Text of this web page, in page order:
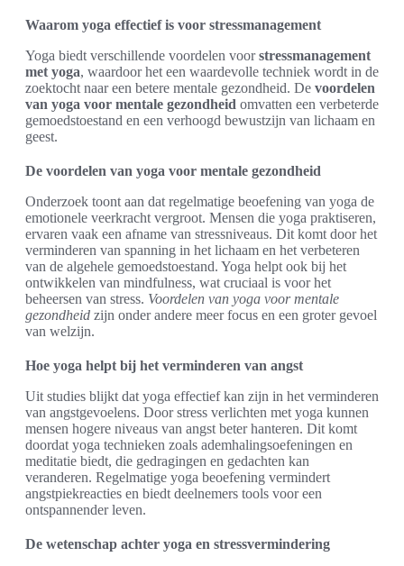
Waarom yoga effectief is voor stressmanagement
Yoga biedt verschillende voordelen voorstressmanagement
met yoga, waardoor het een waardevolle techniek wordt in de
zoektocht naar een betere mentale gezondheid. De voordelen
van yoga voor mentale gezondheid omvatten een verbeterde
gemoedstoestand en een verhoogd bewustzijn van lichaam en
geest.
De voordelen van yoga voor mentale gezondheid
Onderzoek toont aan dat regelmatige beoefening van yoga de
emotionele veerkracht vergroot. Mensen die yoga praktiseren,
ervaren vaak een afname van stressniveaus. Dit komt door het
verminderen van spanning in het lichaam en het verbeteren
van de algehele gemoedstoestand. Yoga helpt ook bij het
ontwikkelen van mindfulness, wat cruciaal is voor het
beheersen van stress. Voordelen van yoga voor mentale
gezondheid zijn onder andere meer focus en een groter gevoel
van welzijn.
Hoe yoga helpt bij het verminderen van angst
Uit studies blijkt dat yoga effectief kan zijn in het verminderen
van angstgevoelens. Door stress verlichten met yoga kunnen
mensen hogere niveaus van angst beter hanteren. Dit komt
doordat yoga technieken zoals ademhalingsoefeningen en
meditatie biedt, die gedragingen en gedachten kan
veranderen. Regelmatige yoga beoefening vermindert
angstpiekreacties en biedt deelnemers tools voor een
ontspannender leven.
De wetenschap achter yoga en stressvermindering